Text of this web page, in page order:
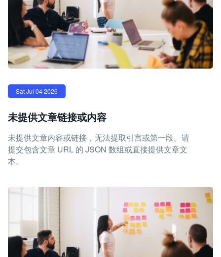
Sat Jul 04 2026
未提供文章链接或内容
未提供文章内容或链接，无法提取引言或第一段。请
提交包含文章 URL 的 JSON 数组或直接提供文章文
本。